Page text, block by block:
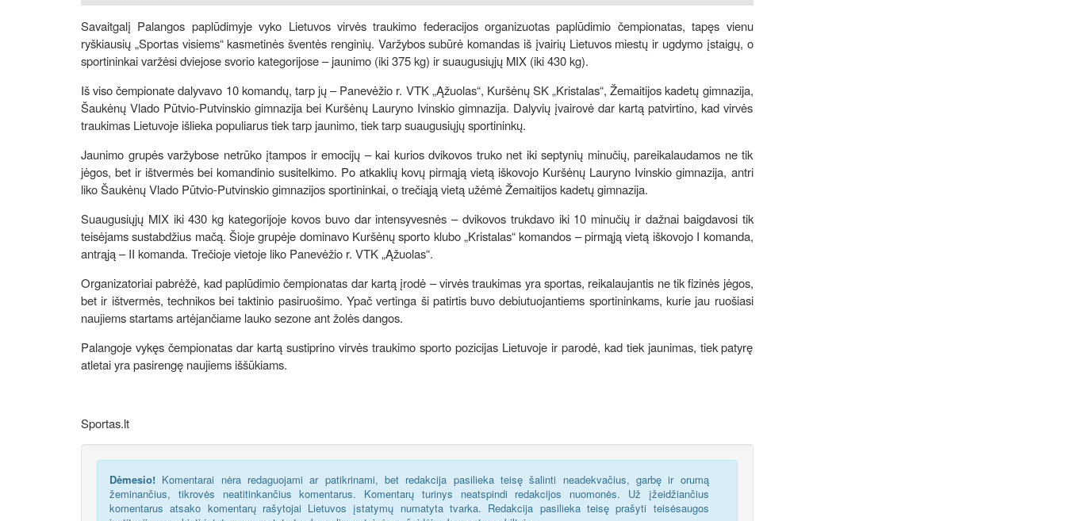
Savaitgalį Palangos paplūdimyje vyko Lietuvos virvės traukimo federacijos organizuotas paplūdimio čempionatas, tapęs vienu
ryškiausių „Sportas visiems“ kasmetinės šventės renginių. Varžybos subūrė komandas iš įvairių Lietuvos miestų ir ugdymo įstaigų, o
sportininkai varžėsi dviejose svorio kategorijose – jaunimo (iki 375 kg) ir suaugusiųjų MIX (iki 430 kg).
Iš viso čempionate dalyvavo 10 komandų, tarp jų – Panevėžio r. VTK „Ąžuolas“, Kuršėnų SK „Kristalas“, Žemaitijos kadetų gimnazija,
Šaukėnų Vlado Pūtvio-Putvinskio gimnazija bei Kuršėnų Lauryno Ivinskio gimnazija. Dalyvių įvairovė dar kartą patvirtino, kad virvės
traukimas Lietuvoje išlieka populiarus tiek tarp jaunimo, tiek tarp suaugusiųjų sportininkų.
Jaunimo grupės varžybose netrūko įtampos ir emocijų – kai kurios dvikovos truko net iki septynių minučių, pareikalaudamos ne tik
jėgos, bet ir ištvermės bei komandinio susitelkimo. Po atkaklių kovų pirmąją vietą iškovojo Kuršėnų Lauryno Ivinskio gimnazija, antri
liko Šaukėnų Vlado Pūtvio-Putvinskio gimnazijos sportininkai, o trečiąją vietą užėmė Žemaitijos kadetų gimnazija.
Suaugusiųjų MIX iki 430 kg kategorijoje kovos buvo dar intensyvesnės – dvikovos trukdavo iki 10 minučių ir dažnai baigdavosi tik
teisėjams sustabdžius mačą. Šioje grupėje dominavo Kuršėnų sporto klubo „Kristalas“ komandos – pirmąją vietą iškovojo I komanda,
antrąją – II komanda. Trečioje vietoje liko Panevėžio r. VTK „Ąžuolas“.
Organizatoriai pabrėžė, kad paplūdimio čempionatas dar kartą įrodė – virvės traukimas yra sportas, reikalaujantis ne tik fizinės jėgos,
bet ir ištvermės, technikos bei taktinio pasiruošimo. Ypač vertinga ši patirtis buvo debiutuojantiems sportininkams, kurie jau ruošiasi
naujiems startams artėjančiame lauko sezone ant žolės dangos.
Palangoje vykęs čempionatas dar kartą sustiprino virvės traukimo sporto pozicijas Lietuvoje ir parodė, kad tiek jaunimas, tiek patyrę
atletai yra pasirengę naujiems iššūkiams.
Sportas.lt
Dėmesio! Komentarai nėra redaguojami ar patikrinami, bet redakcija pasilieka teisę šalinti neadekvačius, garbę ir orumą
žeminančius, tikrovės neatitinkančius komentarus. Komentarų turinys neatspindi redakcijos nuomonės. Už įžeidžiančius
komentarus atsako komentarų rašytojai Lietuvos įstatymų numatyta tvarka. Redakcija pasilieka teisę prašyti teisėsaugos